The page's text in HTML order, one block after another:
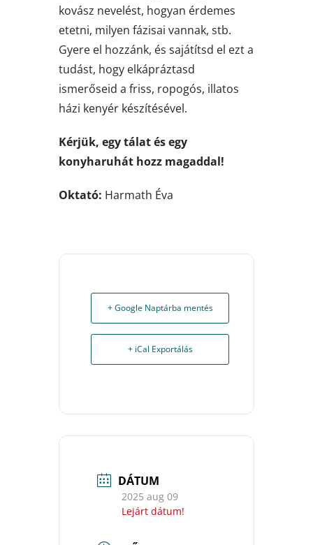
kovász nevelést, hogyan érdemes
etetni, milyen fázisai vannak, stb.
Gyere el hozzánk, és sajátítsd el ezt a
tudást, hogy elkápráztasd
ismerőseid a friss, ropogós, illatos
házi kenyér készítésével.
Kérjük, egy tálat és egy
konyharuhát hozz magaddal!
Oktató: Harmath Éva
+ Google Naptárba mentés
+ iCal Exportálás
DÁTUM
2025 aug 09
Lejárt dátum!